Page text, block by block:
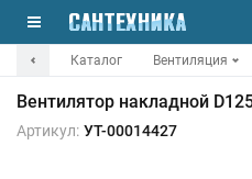
Каталог Вентиляция
Вентилятор накладной
Артикул: УТ-00014427